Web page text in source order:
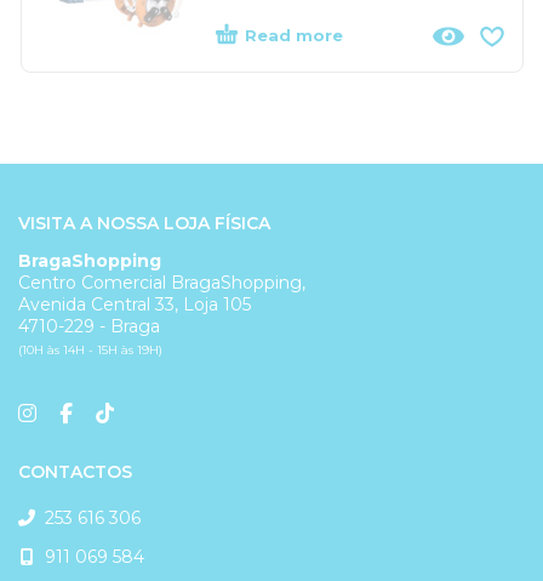
Read more
VISITA A NOSSA LOJA FÍSICA
BragaShopping
Centro Comercial BragaShopping,
Avenida Central 33, Loja 105
4710-229 - Braga
(10H às 14H - 15H às 19H)
CONTACTOS
253 616 306
911 069 584